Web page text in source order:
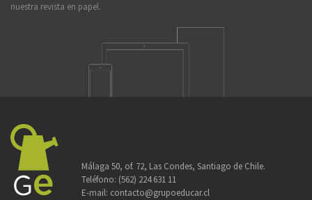
nuestra revista en papel.
Málaga 50, of. 72, Las Condes, Santiago de Chile.
Teléfono: (562) 224 631 11
E-mail: contacto@grupoeducar.cl